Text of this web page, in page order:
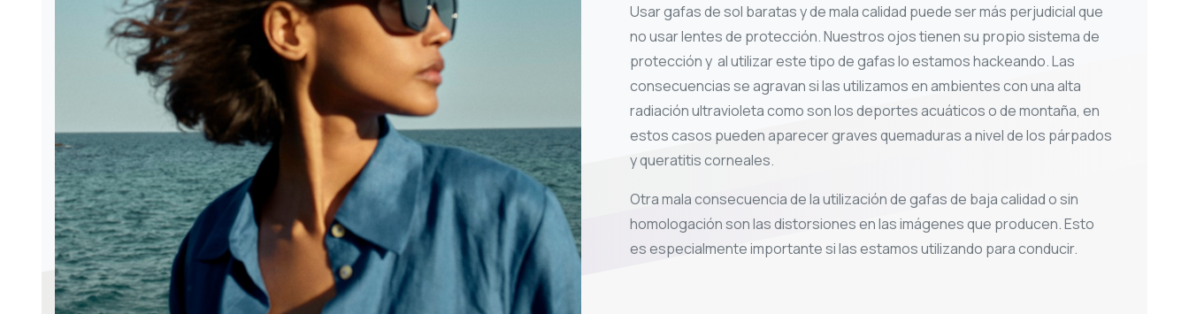
Usar gafas de sol baratas y de mala calidad puede ser más perjudicial que
no usar lentes de protección. Nuestros ojos tienen su propio sistema de
protección y al utilizar este tipo de gafas lo estamos hackeando. Las
consecuencias se agravan si las utilizamos en ambientes con una alta
radiación ultravioleta como son los deportes acuáticos o de montaña, en
estos casos pueden aparecer graves quemaduras a nivel de los párpados
y queratitis corneales.
Otra mala consecuencia de la utilización de gafas de baja calidad o sin
homologación son las distorsiones en las imágenes que producen. Esto
es especialmente importante si las estamos utilizando para conducir.